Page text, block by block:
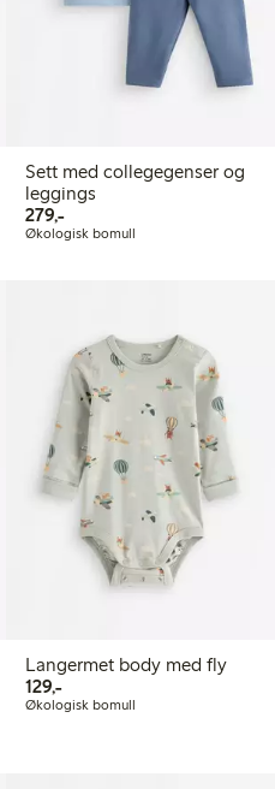
Sett med collegegenser og
leggings
279,-279,00 kr
Økologisk bomull
Langermet body med fly
129,-129,00 kr
Økologisk bomull